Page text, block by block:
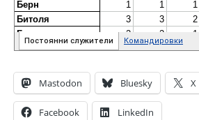
Mastodon Bluesky X
Facebook LinkedIn